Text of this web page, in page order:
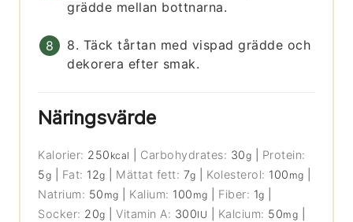
grädde mellan bottnarna.
8. Täck tårtan med vispad grädde och
dekorera efter smak.
Näringsvärde
Kalorier: 250 kcal Carbohydrates: 30g
Protein:
5g Fat: 12g Mättat fett: 7g Kolesterol: 100 mg
Natrium: 50 mg Kalium: 100 mg Fiber: 1g
Socker: 20g |Vitamin A: 300IU Kalcium: 50mg